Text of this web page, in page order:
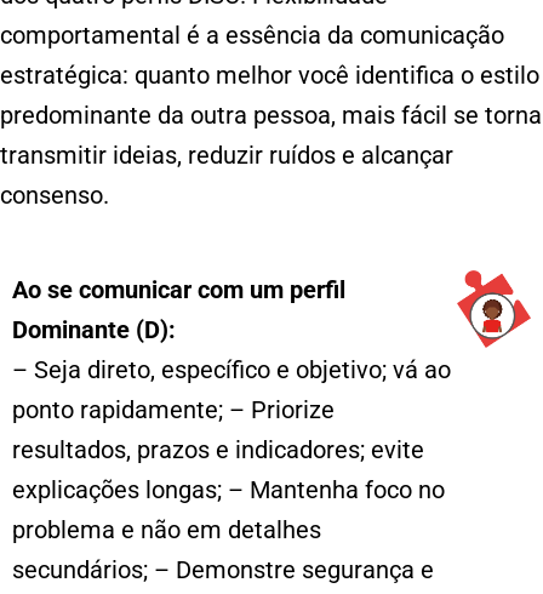
comportamental é a essência da comunicação
estratégica: quanto melhor você identifica o estilo
predominante da outra pessoa, mais fácil se torna
transmitir ideias, reduzir ruídos e alcançar
consenso.
Ao se comunicar com um perfil
Dominante (D):
– Seja direto, específico e objetivo; vá ao
ponto rapidamente; – Priorize
resultados, prazos e indicadores; evite
explicações longas; – Mantenha foco no
problema e não em detalhes
secundários; – Demonstre segurança e